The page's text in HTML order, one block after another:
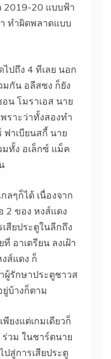
2019-20 แบบฟ้า
ทำผิดพลาดแบบ
ปถึง 4 ทีเลย นอก
กัน อลีสซง ก็ยัง
อน โมราเอส นาย
ราะว่าทั้งสองทำ
าเบียนสกี้ นาย
มทั้ง อเล็กซ์ แม็ค
ลๆก็ได้ เนื่องจาก
2 ของ หงส์แดง
สียประตูในลีกถึง
อาเดรียน ลงเฝ้า
ส์แดง ก็
ผู้รักษาประตูชาวส
บ้างก็ตาม
ยงแต่เกมเดียวก็
วม ในชาร์ตนาย
สู่การเสียประตู